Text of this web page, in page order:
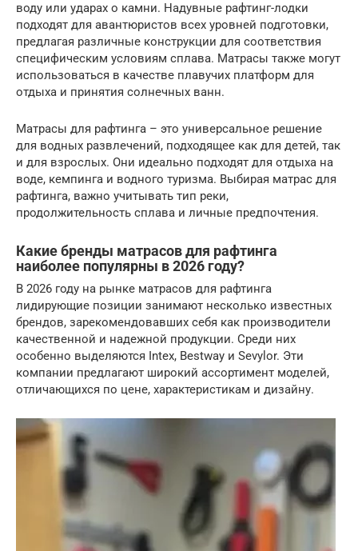
воду или ударах о камни. Надувные рафтинг-лодки
подходят для авантюристов всех уровней подготовки,
предлагая различные конструкции для соответствия
специфическим условиям сплава. Матрасы также могут
использоваться в качестве плавучих платформ для
отдыха и принятия солнечных ванн.
Матрасы для рафтинга – это универсальное решение
для водных развлечений, подходящее как для детей, так
и для взрослых. Они идеально подходят для отдыха на
воде, кемпинга и водного туризма. Выбирая матрас для
рафтинга, важно учитывать тип реки,
продолжительность сплава и личные предпочтения.
Какие бренды матрасов для рафтинга
наиболее популярны в 2026 году?
В 2026 году на рынке матрасов для рафтинга
лидирующие позиции занимают несколько известных
брендов, зарекомендовавших себя как производители
качественной и надежной продукции. Среди них
особенно выделяются Intex, Bestway и Sevylor. Эти
компании предлагают широкий ассортимент моделей,
отличающихся по цене, характеристикам и дизайну.